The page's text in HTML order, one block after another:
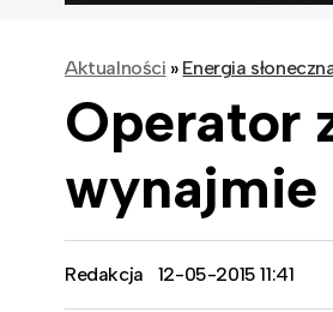
Aktualności » Energia
Operator
wynajmie
Redakcja 12-05-2015 11:41